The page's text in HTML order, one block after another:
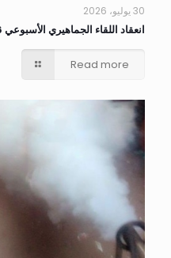
30 يوليو، 2026
انعقاد اللقاء الجماهيري الأسبوعي 30/7/2026
Read more